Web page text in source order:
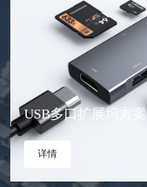
USB多口扩展坞方案
详情